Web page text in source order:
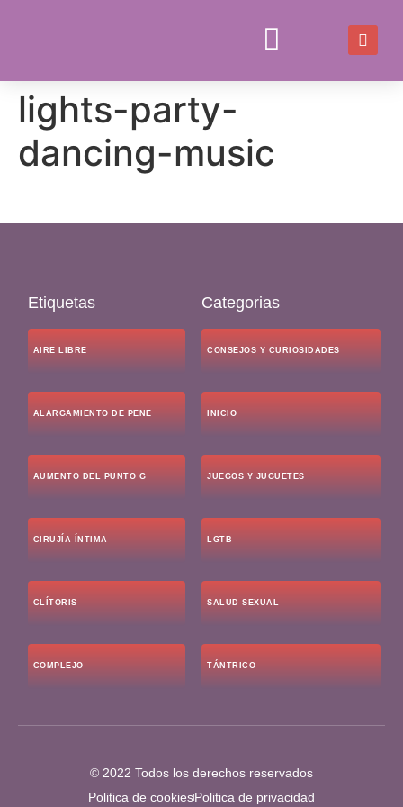
lights-party-
dancing-music
Etiquetas
AIRE LIBRE
ALARGAMIENTO DE PENE
AUMENTO DEL PUNTO G
CIRUJÍA ÍNTIMA
CLÍTORIS
COMPLEJO
Categorias
CONSEJOS Y CURIOSIDADES
INICIO
JUEGOS Y JUGUETES
LGTB
SALUD SEXUAL
TÁNTRICO
© 2022 Todos los derechos reservados
Politica de cookiesPolitica de privacidad